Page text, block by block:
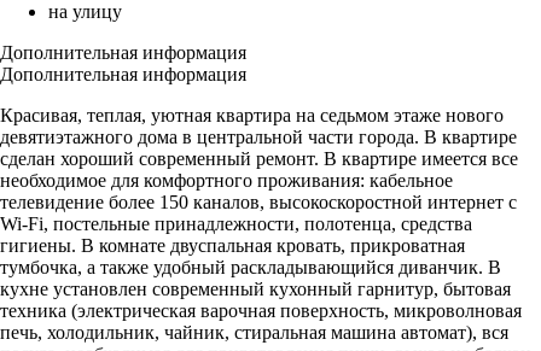
на улицу
Дополнительная информация
Дополнительная информация
Красивая, теплая, уютная квартира на седьмом этаже нового
девятиэтажного дома в центральной части города. В квартире
сделан хороший современный ремонт. В квартире имеется все
необходимое для комфортного проживания: кабельное
телевидение более 150 каналов, высокоскоростной интернет с
Wi-Fi, постельные принадлежности, полотенца, средства
гигиены. В комнате двуспальная кровать, прикроватная
тумбочка, а также удобный раскладывающийся диванчик. В
кухне установлен современный кухонный гарнитур, бытовая
техника (электрическая варочная поверхность, микроволновая
печь, холодильник, чайник, стиральная машина автомат), вся